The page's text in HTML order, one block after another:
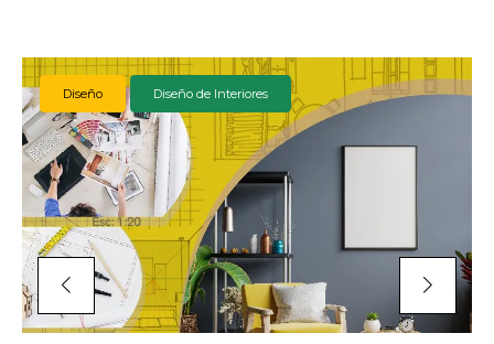
Diseño Diseño de Interiores